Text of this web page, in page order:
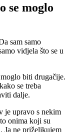
se moglo
sam samo
vidjela što se u
biti drugačije.
se treba
dalje.
je upravo s nekim
onima koji su
Ja ne priželjkujem